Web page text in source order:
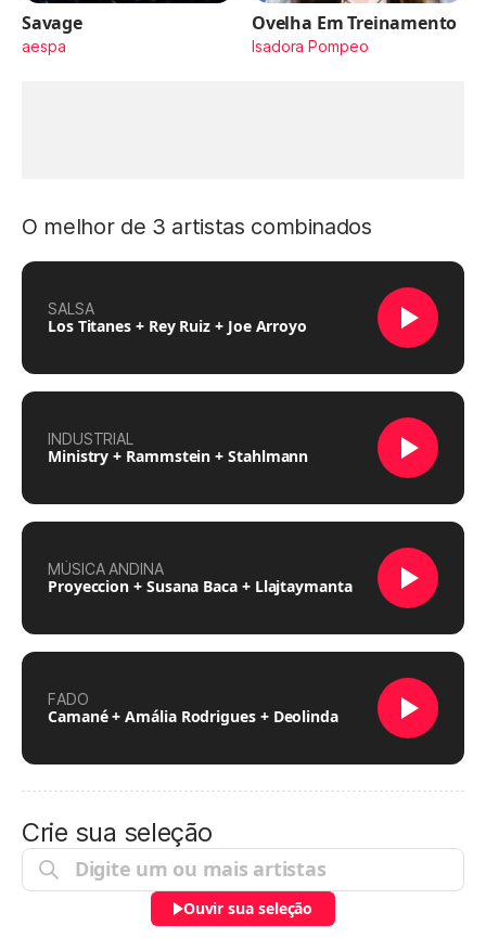
Savage
aespa
Ovelha Em Treinamento
Isadora Pompeo
O melhor de 3 artistas combinados
SALSA
Los Titanes + Rey Ruiz + Joe Arroyo
INDUSTRIAL
Ministry + Rammstein + Stahlmann
MÚSICA ANDINA
Proyeccion + Susana Baca + Llajtaymanta
FADO
Camané + Amália Rodrigues + Deolinda
Crie sua seleção
Ouvir sua seleção